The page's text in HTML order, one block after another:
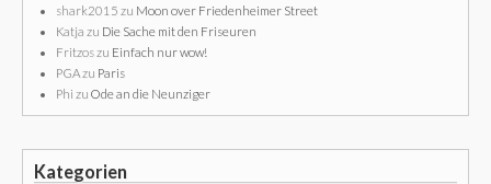
shark2015 zu Moon over Friedenheimer Street
Katja zu Die Sache mit den Friseuren
Fritzoszu Einfach nur wow!
PGAzu Paris
Phi zu Ode an die Neunziger
Kategorien